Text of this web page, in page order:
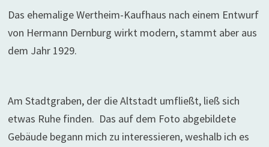
Das ehemalige Wertheim-Kaufhaus nach einem Entwurf
von Hermann Dernburg wirkt modern, stammt aber aus
dem Jahr 1929.
Am Stadtgraben, der die Altstadt umfließt, ließ sich
etwas Ruhe finden. Das auf dem Foto abgebildete
Gebäude begann mich zu interessieren, weshalb ich es